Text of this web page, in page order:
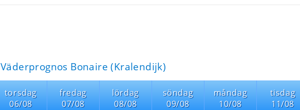
Väderprognos Bonaire (Kralendijk)
torsdag
06/08
fredag
07/08
lördag
08/08
söndag
09/08
måndag
10/08
tisdag
11/08